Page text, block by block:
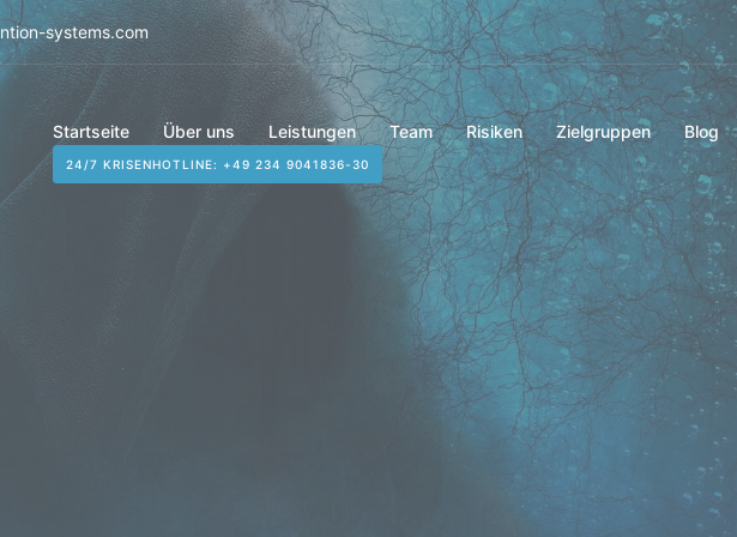
systems.com
Startseite Über uns Leistungen Team Risiken Zielgruppen Blog
24/7 KRISENHOTLINE: +49 234 9041836-30